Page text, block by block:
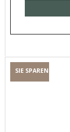
SIE SPAREN